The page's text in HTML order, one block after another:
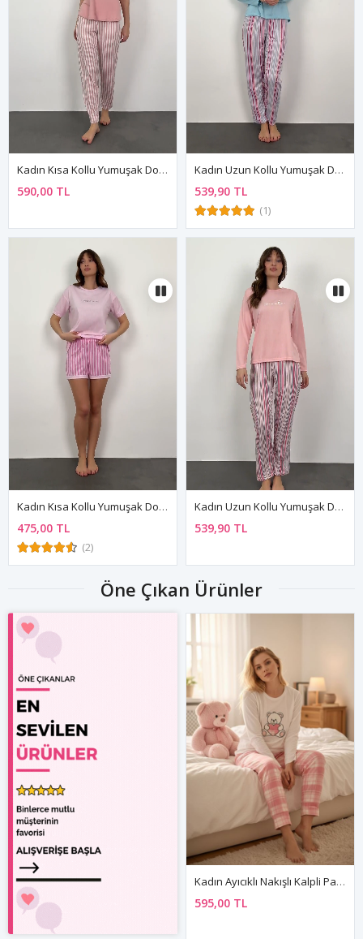
Kadın Kısa Kollu Yumuşak Dokulu Bambu Pembe Pijama Takımı
590,00 TL
Kadın Uzun Kollu Yumuşak Dokulu Mavi Pijama Takımı
539,90 TL
(1)
Kadın Kısa Kollu Yumuşak Dokulu Yazlık Şortlu Pembe Viskon Pijama Takımı
475,00 TL
(2)
Kadın Uzun Kollu Yumuşak Dokulu Pembe Pijama Takımı
539,90 TL
Öne Çıkan Ürünler
Kadın Ayıcıklı Nakışlı Kalpli Pamuklu Uzun Kollu Mevsimlik Sevgililer Günü Hediyesi Pijama Takımı
595,00 TL